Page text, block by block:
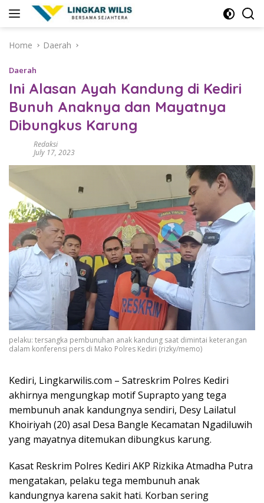
Home
Daerah
Daerah
Ini Alasan Ayah Kandung di Kediri
Bunuh Anaknya dan Mayatnya
Dibungkus Karung
Redaksi
July 17, 2023
pelaku: tersangka pembunuhan anak kandung saat dimintai keterangan
dalam konferensi pers di Mako Polres Kediri (rizky/memo)
Kediri, Lingkarwilis.com – Satreskrim Polres Kediri
akhirnya mengungkap motif Suprapto yang tega
membunuh anak kandungnya sendiri, Desy Lailatul
Khoiriyah (20) asal Desa Bangle Kecamatan Ngadiluwih
yang mayatnya ditemukan dibungkus karung.
Kasat Reskrim Polres Kediri AKP Rizkika Atmadha Putra
mengatakan, pelaku tega membunuh anak
kandungnya karena sakit hati. Korban sering